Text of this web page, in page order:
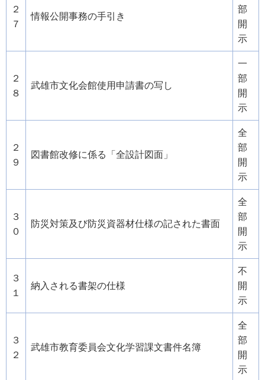
２
７
情報公開事務の手引き
部
開
示
２
８
武雄市文化会館使用申請書の写し
一
部
開
示
２
９
図書館改修に係る「全設計図面」
全
部
開
示
３
０
防災対策及び防災資器材仕様の記された書面
全
部
開
示
３
１
納入される書架の仕様
不
開
示
３
２
武雄市教育委員会文化学習課文書件名簿
全
部
開
示